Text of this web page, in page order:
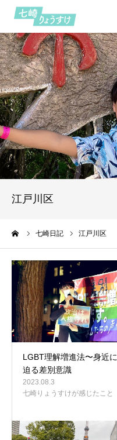
江戸川区
七崎日記 江戸川区
LGBT理解増進法〜身近に
迫る差別意識
2023.08.3
七崎りょうすけが感じたこと
HOME
プロフィール
七つの約束
活動報告